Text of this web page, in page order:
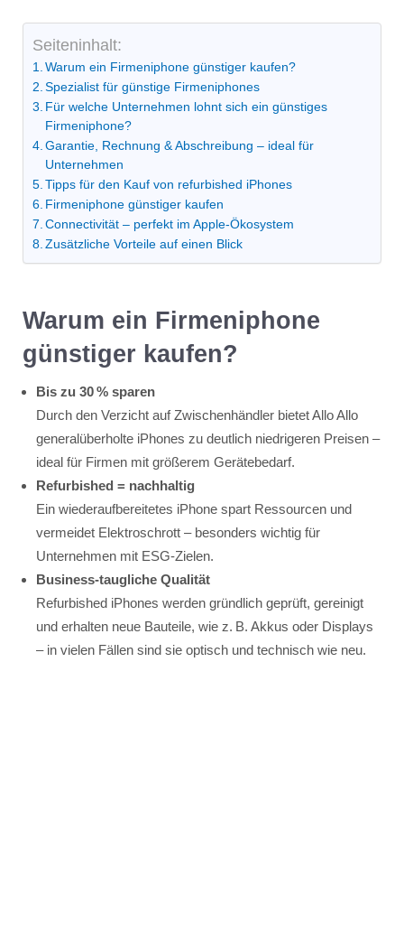
Seiteninhalt:
Warum ein Firmeniphone günstiger kaufen?
Spezialist für günstige Firmeniphones
Für welche Unternehmen lohnt sich ein günstiges
Firmeniphone?
Garantie, Rechnung & Abschreibung – ideal für
Unternehmen
Tipps für den Kauf von refurbished iPhones
Firmeniphone günstiger kaufen
Connectivität – perfekt im Apple-Ökosystem
Zusätzliche Vorteile auf einen Blick
Warum ein Firmeniphone
günstiger kaufen?
Bis zu 30 % sparen
Durch den Verzicht auf Zwischenhändler bietet Allo Allo
generalüberholte iPhones zu deutlich niedrigeren Preisen –
ideal für Firmen mit größerem Gerätebedarf.
Refurbished = nachhaltig
Ein wiederaufbereitetes iPhone spart Ressourcen und
vermeidet Elektroschrott – besonders wichtig für
Unternehmen mit ESG-Zielen.
Business-taugliche Qualität
Refurbished iPhones werden gründlich geprüft, gereinigt
und erhalten neue Bauteile, wie z. B. Akkus oder Displays
– in vielen Fällen sind sie optisch und technisch wie neu.